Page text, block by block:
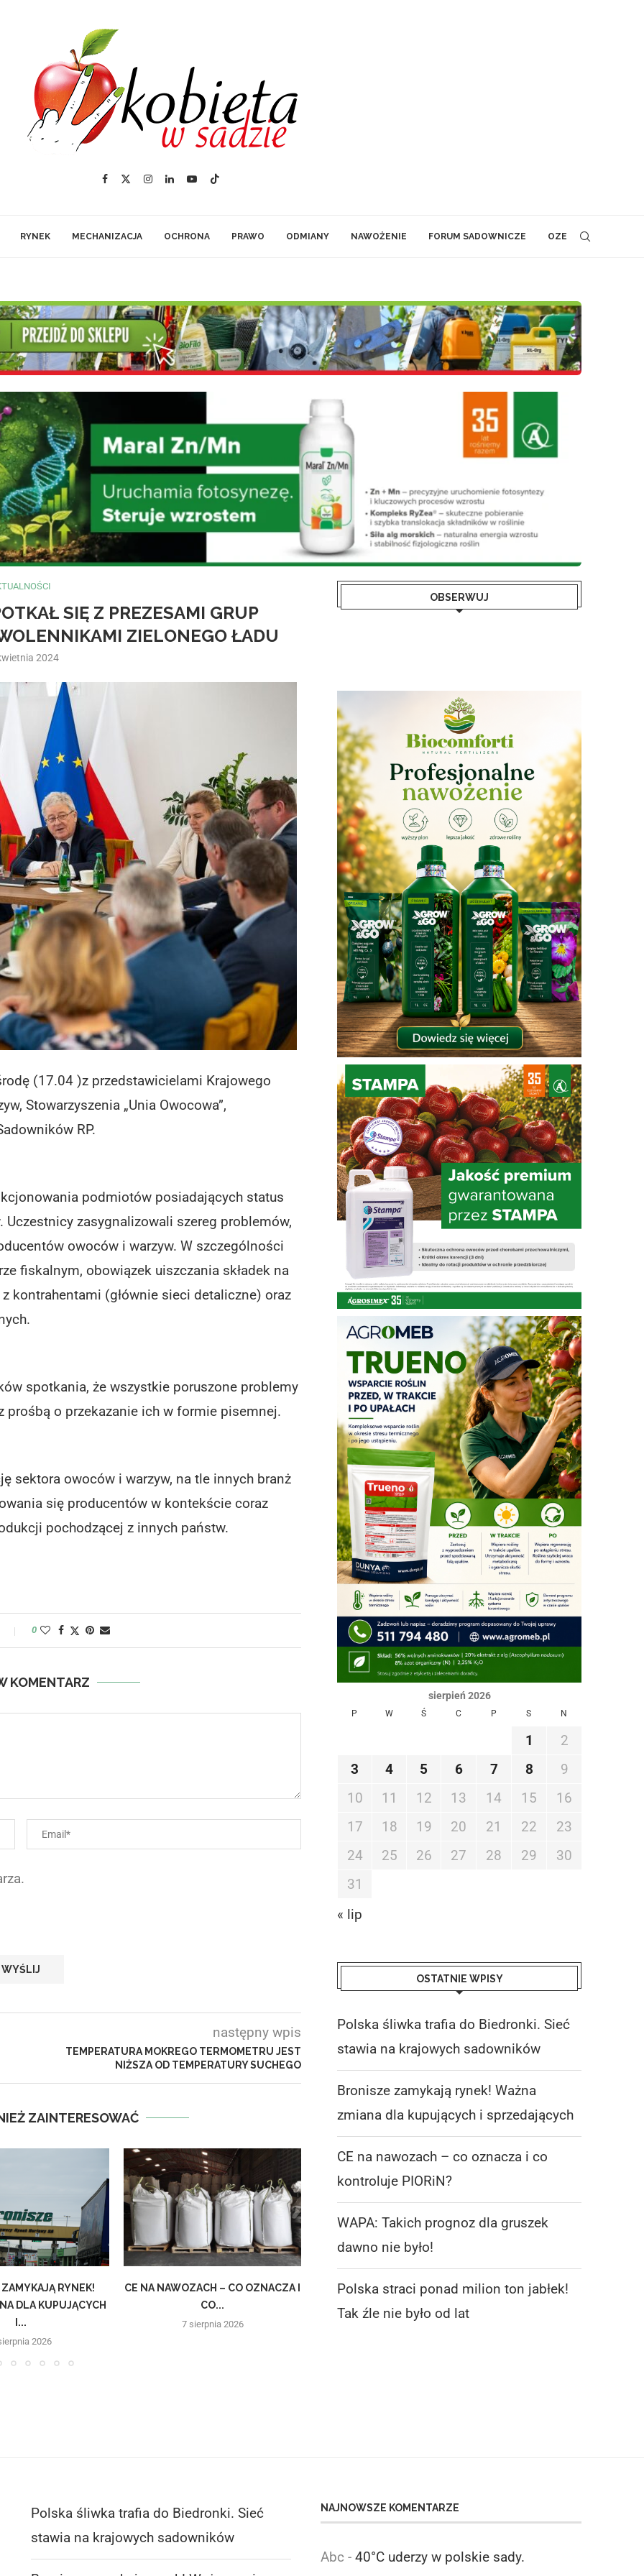
RYNEK MECHANIZACJA OCHRONA PRAWO ODMIANY NAWOŻENIE FORUM SADOWNICZE OZE
SIĘ Z PREZESAMI GRUP
ZIELONEGO ŁADU
2024
(17.04 )z przedstawicielami Krajowego
Stowarzyszenia „Unia Owocowa”,
RP.
podmiotów posiadających status
zasygnalizowali szereg problemów,
owoców i warzyw. W szczególności
fiskalnym, obowiązek uiszczania składek na
kontrahentami (głównie sieci detaliczne) oraz
spotkania, że wszystkie poruszone problemy
prośbą o przekazanie ich w formie pisemnej.
sektora owoców i warzyw, na tle innych branż
się producentów w kontekście coraz
pochodzącej z innych państw.
0
KOMENTARZ
następny wpis
TEMPERATURA MOKREGO TERMOMETRU JEST
NIŻSZA OD TEMPERATURY SUCHEGO
ZAINTERESOWAĆ
RYNEK!
DLA KUPUJĄCYCH
I...
2026
CE NA NAWOZACH – CO OZNACZA I
CO...
7 sierpnia 2026
WAPA: TAKICH PROGNOZ DLA
GRUSZEK DAWNO NIE BYŁO!
6 sierpnia 2026
POLSKA STRACI PONAD
OBSERWUJ
sierpień 2026
P W Ś C P S N
1
2
3
4 5 6 7 8
9
10
11 12 13 14 15
16
17
18 19 20 21 22
23
24
25 26 27 28 29
30
31
« lip
OSTATNIE WPISY
Polska śliwka trafia do Biedronki. Sieć
stawia na krajowych sadowników
Bronisze zamykają rynek! Ważna
zmiana dla kupujących i sprzedających
CE na nawozach – co oznacza i co
kontroluje PIORiN?
WAPA: Takich prognoz dla gruszek
dawno nie było!
Polska straci ponad milion ton jabłek!
Tak źle nie było od lat
Polska śliwka trafia do Biedronki. Sieć
stawia na krajowych sadowników
NAJNOWSZE KOMENTARZE
Abc -40°C uderzy w polskie sady.